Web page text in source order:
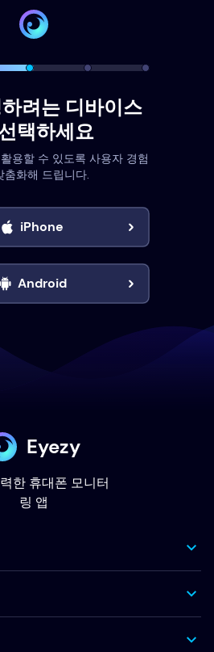
려는 디바이스
택하세요
용할 수 있도록 사용자 경험
춤화해 드립니다.
iPhone
Android
Eyezy
한 휴대폰 모니터
링 앱